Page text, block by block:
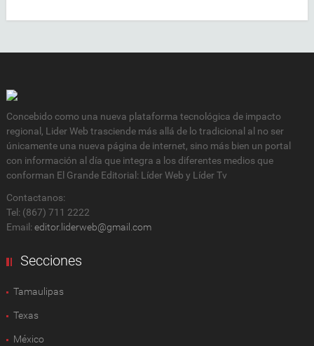
Concebido como una nueva plataforma tecnológica de impacto
regional, Lider Web trasciende más allá de lo tradicional al no ser
únicamente una nueva página de internet, sino más bien un portal
con información al día que integra a los diferentes medios que
conforman El Grande Editorial: Líder Web y Líder Tv
Contactanos:
Tel: (867) 711 2222
Email: editor.liderweb@gmail.com
Secciones
Tamaulipas
Texas
México